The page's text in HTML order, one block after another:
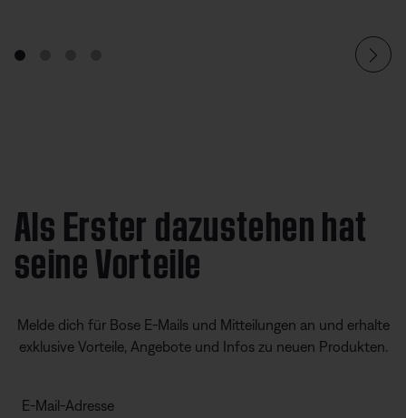
Als Erster dazustehen hat
seine Vorteile
Melde dich für Bose E-Mails und Mitteilungen an und erhalte
exklusive Vorteile, Angebote und Infos zu neuen Produkten.
E-Mail-Adresse